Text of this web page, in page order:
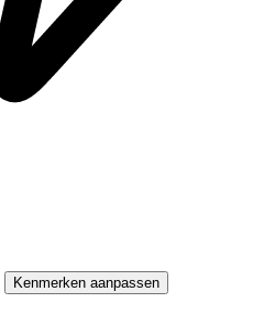
Kenmerken aanpassen